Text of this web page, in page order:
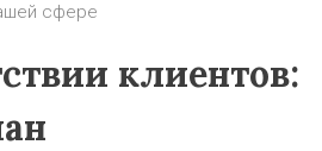
сфере
клиентов: